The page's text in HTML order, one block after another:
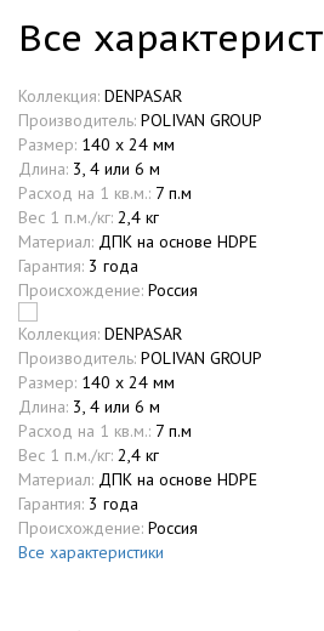
Все
Коллекция: DENPASAR
Производитель: POLIVAN GROUP
Размер: 140 х 24 мм
Длина: 3, 4 или 6 м
Расход на 1 кв.м.: 7 п.м
Вес 1 п.м./кг: 2,4 кг
Материал: ДПК на основе HDPE
Гарантия: 3 года
Происхождение: Россия
Коллекция: DENPASAR
Производитель: POLIVAN GROUP
Размер: 140 х 24 мм
Длина: 3, 4 или 6 м
Расход на 1 кв.м.: 7 п.м
Вес 1 п.м./кг: 2,4 кг
Материал: ДПК на основе HDPE
Гарантия: 3 года
Происхождение: Россия
Все характеристики